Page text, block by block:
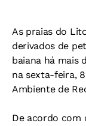
As praias do
derivados de
baiana há mais
na sexta-feira,
Ambiente de
De acordo com